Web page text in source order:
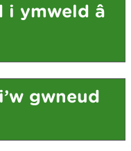
i ymweld â
gwneud